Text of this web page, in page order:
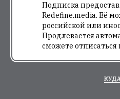
Подписка
Redefine.media. Её
российской или
Продлевается
сможете